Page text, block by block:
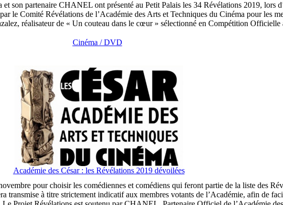
son partenaire CHANEL ont présenté au Petit Palais les 34 Révélations 2019, lors
le Comité Révélations de l’Académie des Arts et Techniques du Cinéma pour les
réalisateur de « Un couteau dans le cœur » sélectionné en Compétition Officielle
Cinéma / DVD
Académie des César : les Révélations 2019 dévoilées
pour choisir les comédiennes et comédiens qui feront partie de la liste des
transmise à titre strictement indicatif aux membres votants de l’Académie, afin de